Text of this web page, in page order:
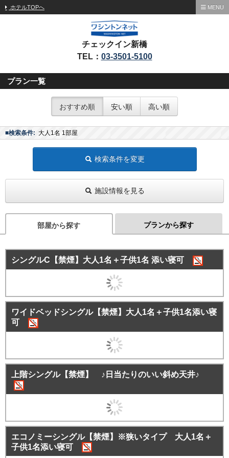
ホテルTOPへ MENU
チェックイン新橋
TEL： 03-3501-5100
プラン一覧
おすすめ順 安い順 高い順
■検索条件: 大人1名 1部屋
検索条件を変更
施設情報を見る
部屋から探す プランから探す
シングルC【禁煙】大人1名＋子供1名 添い寝可
ワイドベッドシングル【禁煙】大人1名＋子供1名添い寝
可
上階シングル【禁煙】 ♪日当たりのいい斜め天井♪
エコノミーシングル【禁煙】※狭いタイプ 大人1名＋
子供1名添い寝可